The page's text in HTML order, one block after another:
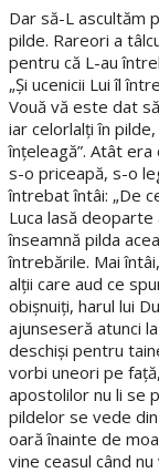
Dar să-L ascultăm
pilde. Rareori a
pentru că L-au
„Şi ucenicii Lui îl
Vouă vă este dat
iar celorlalţi în
înţeleagă”. Atât
s-o priceapă, s-o
întrebat întâi: „De
Luca lasă deoparte
înseamnă pilda
întrebările. Mai
alţii care aud ce
obişnuiţi, harul lui
ajunseseră atunci
deschişi pentru
vorbi uneori pe
apostolilor nu li se
pildelor se vede
oară înainte de
vine ceasul când